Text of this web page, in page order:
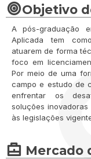
Objetivo
A pós-graduação
Aplicada tem
atuarem de forma
foco em
Por meio de uma
campo e estudo de
enfrentar os
soluções
às legislações
Mercado